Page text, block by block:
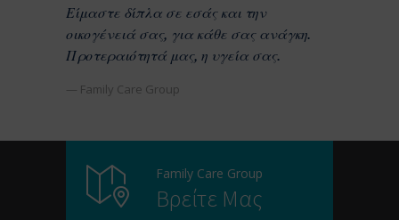
Είμαστε δίπλα σε εσάς και την
οικογένειά σας, για κάθε σας ανάγκη.
Προτεραιότητά μας, η υγεία σας.
— Family Care Group
Family Care Group
Βρείτε Μας